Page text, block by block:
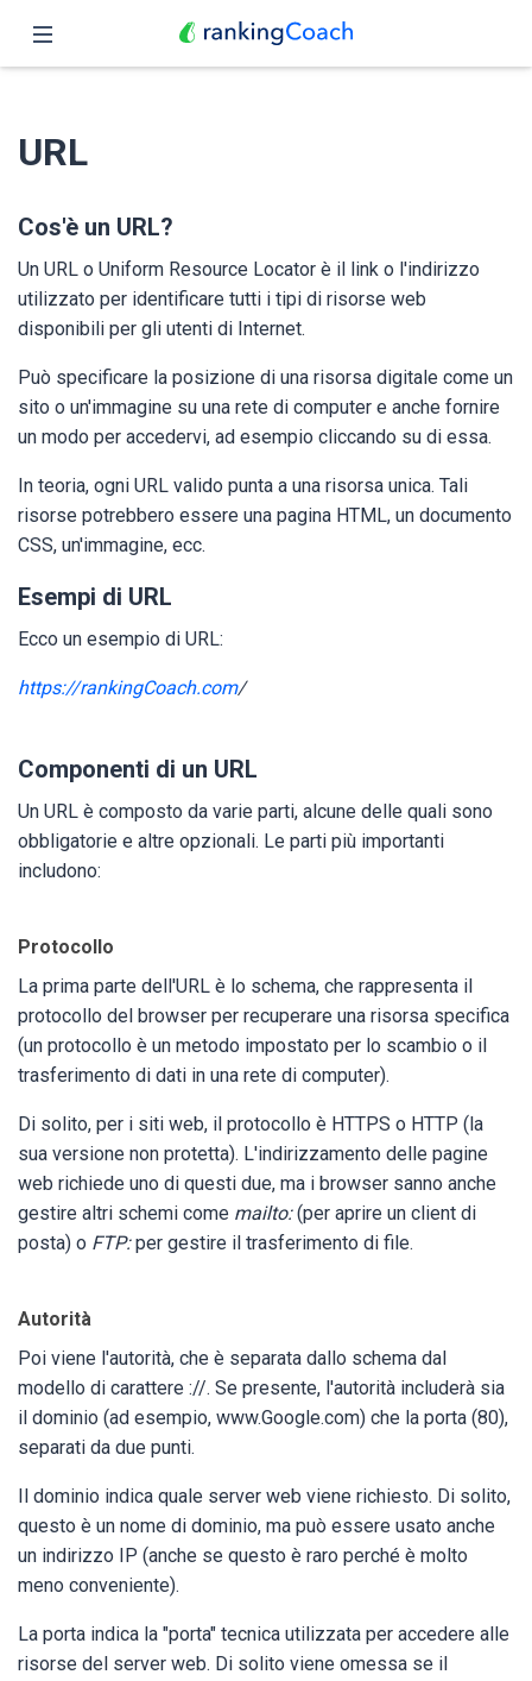
Funzioni
Prezzo
Partner
Blog
Italiano
URL
Cos'è un URL?
Un URL o Uniform Resource Locator è il link o l'indirizzo
utilizzato per identificare tutti i tipi di risorse web
disponibili per gli utenti di Internet.
Può specificare la posizione di una risorsa digitale come un
sito o un'immagine su una rete di computer e anche fornire
un modo per accedervi, ad esempio cliccando su di essa.
In teoria, ogni URL valido punta a una risorsa unica. Tali
risorse potrebbero essere una pagina HTML, un documento
CSS, un'immagine, ecc.
Esempi di URL
Ecco un esempio di URL:
https://rankingCoach.com/
Componenti di un URL
Un URL è composto da varie parti, alcune delle quali sono
obbligatorie e altre opzionali. Le parti più importanti
includono:
Protocollo
La prima parte dell'URL è lo schema, che rappresenta il
protocollo del browser per recuperare una risorsa specifica
(un protocollo è un metodo impostato per lo scambio o il
trasferimento di dati in una rete di computer).
Di solito, per i siti web, il protocollo è HTTPS o HTTP (la
sua versione non protetta). L'indirizzamento delle pagine
web richiede uno di questi due, ma i browser sanno anche
gestire altri schemi come mailto:(per aprire un client di
posta) o FTP:per gestire il trasferimento di file.
Autorità
Poi viene l'autorità, che è separata dallo schema dal
modello di carattere ://. Se presente, l'autorità includerà sia
il dominio (ad esempio, www.Google.com) che la porta (80),
separati da due punti.
Il dominio indica quale server web viene richiesto. Di solito,
questo è un nome di dominio, ma può essere usato anche
un indirizzo IP (anche se questo è raro perché è molto
meno conveniente).
La porta indica la "porta" tecnica utilizzata per accedere alle
risorse del server web. Di solito viene omessa se il